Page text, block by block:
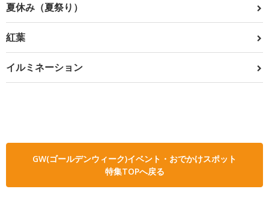
夏休み（夏祭り）
紅葉
イルミネーション
GW(ゴールデンウィーク)イベント・おでかけスポット
特集TOPへ戻る